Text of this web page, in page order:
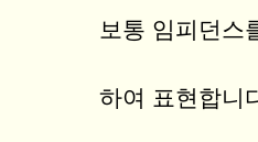
보통 임피던스
하여 표현합니